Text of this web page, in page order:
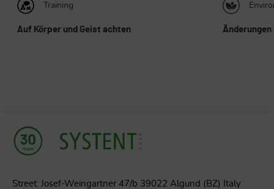
Environment protection
Änderungen im Umweltrecht S wie
Street: Josef-Weingartner 47/b 39022 Algund (BZ) Italy